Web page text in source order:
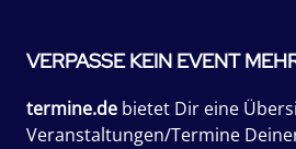
VERPASSE KEIN EVENT
termine.de bietet Dir eine
Veranstaltungen/Termine